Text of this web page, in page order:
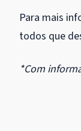
Para mais
todos que
*Com